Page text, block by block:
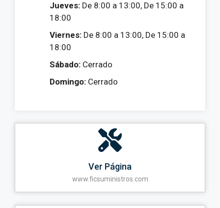
Jueves: De 8:00 a 13:00, De 15:00 a
18:00
Viernes: De 8:00 a 13:00, De 15:00 a
18:00
Sábado: Cerrado
Domingo: Cerrado
Ver Página
www.ficsuministros.com